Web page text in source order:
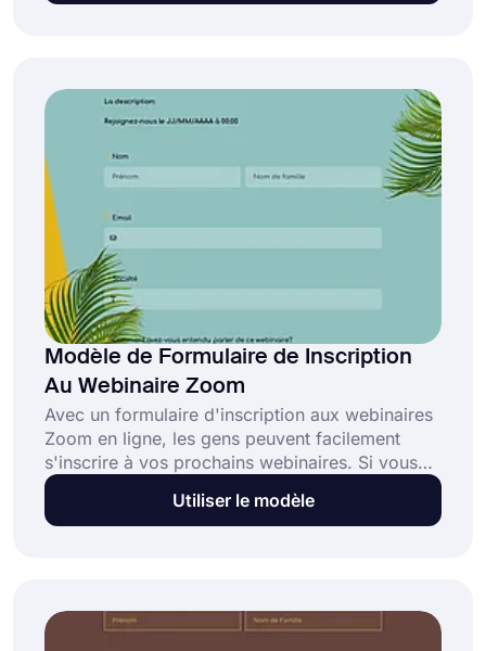
votre formulaire de demande facilement et sans
effort!
Modèle de Formulaire de Inscription
Au Webinaire Zoom
Avec un formulaire d'inscription aux webinaires
Zoom en ligne, les gens peuvent facilement
s'inscrire à vos prochains webinaires. Si vous
envisagez d'héberger un webinaire sur Zoom,
une liste de participants facilitera le processus
webinaire.
Utiliser le modèle